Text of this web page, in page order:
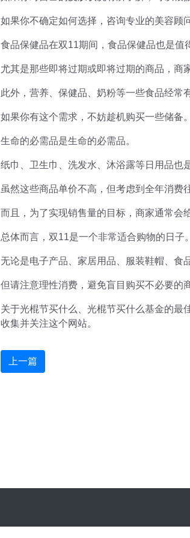
如果你不确定如何选择，咨询专业的美容顾
食品保健品在双11期间，食品保健品也是值
尤其是那些即将过期或即将过期的商品，商
此外，营养、保健品、奶粉等一些食品经常
如果你有这个需求，不妨趁机购买一些储备。
生命的必需品是生命的必需品。
纸巾、卫生巾、洗发水、沐浴露等日用品也
虽然这些商品单价不高，但考虑到全年消费
而且，为了实现销售量的目标，商家通常会
总体而言，双11是一个非常适合购物的日子。
无论是电子产品、家居用品、服装鞋帽、食
但请注意理性消费，避免盲目购买不必要的
关于光棍节买什么、光棍节买什么基金的最
收集并关注这个网站。
上一篇